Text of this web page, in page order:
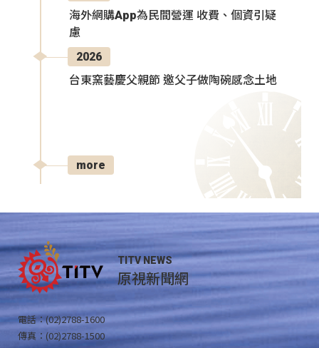
海外網購App為民間營運 收費、個資引疑
慮
2026
台東窯藝慶父親節 邀父子做陶碗感念土地
more
TITV NEWS
原視新聞網
電話：(02)2788-1600
傳真：(02)2788-1500